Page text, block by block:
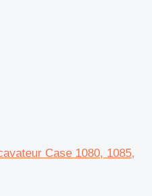
Case 1080, 1085,